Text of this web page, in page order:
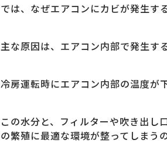
では、なぜエアコンにカビが発生す
主な原因は、エアコン内部で発生す
冷房運転時にエアコン内部の温度が
この水分と、フィルターや吹き出し
の繁殖に最適な環境が整ってしまうの